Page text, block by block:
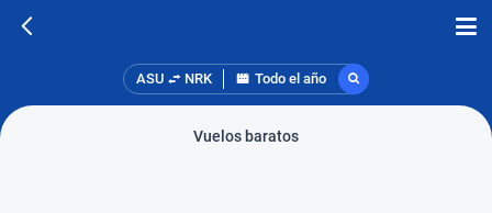
ASU NRK Todo el año
Vuelos baratos